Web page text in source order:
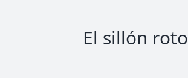
El sillón roto